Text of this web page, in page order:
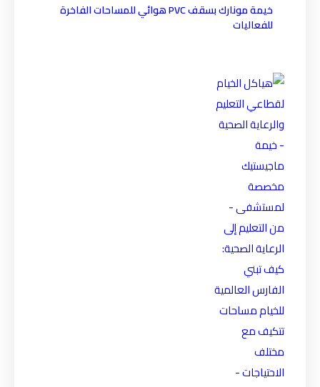
خيمة مونارك بسقف PVC هوائي للمساحات الفاخرة
للفعاليات